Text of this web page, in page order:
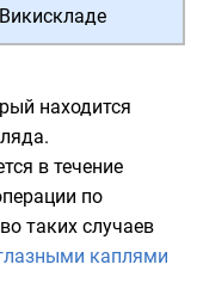
Викискладе
находится
в течение
по
таких случаев
каплями